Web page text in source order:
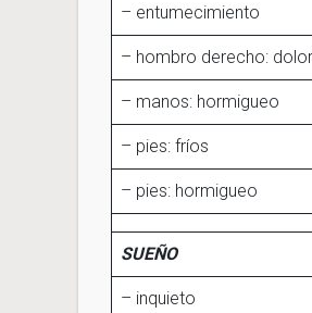
– entumecimiento
– hombro derecho: dolor
– manos: hormigueo
– pies: fríos
– pies: hormigueo
SUEÑO
– inquieto